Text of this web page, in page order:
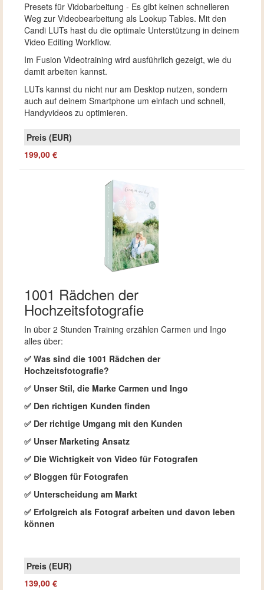
Presets für Vidobarbeitung - Es gibt keinen schnelleren
Weg zur Videobearbeitung als Lookup Tables. Mit den
Candi LUTs hast du die optimale Unterstützung in deinem
Video Editing Workflow.
Im Fusion Videotraining wird ausführlich gezeigt, wie du
damit arbeiten kannst.
LUTs kannst du nicht nur am Desktop nutzen, sondern
auch auf deinem Smartphone um einfach und schnell,
Handyvideos zu optimieren.
199,00 €
1001 Rädchen der
Hochzeitsfotografie
In über 2 Stunden Training erzählen Carmen und Ingo
alles über:
✅ Was sind die 1001 Rädchen der
Hochzeitsfotografie?
✅ Unser Stil, die Marke Carmen und Ingo
✅ Den richtigen Kunden finden
✅ Der richtige Umgang mit den Kunden
✅ Unser Marketing Ansatz
✅ Die Wichtigkeit von Video für Fotografen
✅ Bloggen für Fotografen
✅ Unterscheidung am Markt
✅ Erfolgreich als Fotograf arbeiten und davon leben
können
139,00 €